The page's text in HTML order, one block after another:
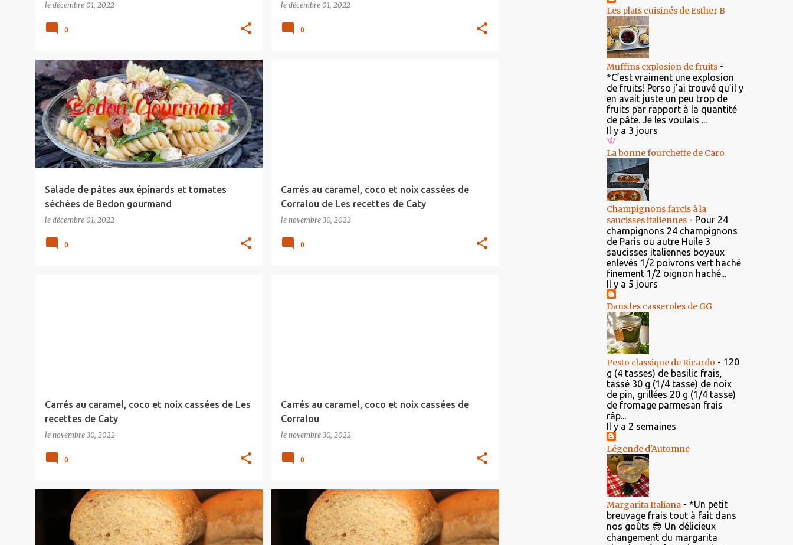
le décembre 01, 2022
0
le décembre 01, 2022
0
Salade de pâtes aux épinards et tomates
séchées de Bedon gourmand
le décembre 01, 2022
0
Carrés au caramel, coco et noix cassées de
Corralou de Les recettes de Caty
le novembre 30, 2022
0
Carrés au caramel, coco et noix cassées de Les
recettes de Caty
le novembre 30, 2022
0
Carrés au caramel, coco et noix cassées de
Corralou
le novembre 30, 2022
0
Les plats cuisinés de Esther B
Muffins explosion de fruits -
*C’est vraiment une explosion
de fruits! Perso j’ai trouvé qu’il y
en avait juste un peu trop de
fruits par rapport à la quantité
de pâte. Je les voulais ...
Il y a 3 jours
La bonne fourchette de Caro
Champignons farcis à la
saucisses italiennes - Pour 24
champignons 24 champignons
de Paris ou autre Huile 3
saucisses italiennes boyaux
enlevés 1/2 poivrons vert haché
finement 1/2 oignon haché...
Il y a 5 jours
Dans les casseroles de GG
Pesto classique de Ricardo - 120
g (4 tasses) de basilic frais,
tassé 30 g (1/4 tasse) de noix
de pin, grillées 20 g (1/4 tasse)
de fromage parmesan frais
râp...
Il y a 2 semaines
Légende d'Automne
Margarita Italiana - *Un petit
breuvage frais tout à fait dans
nos goûts 😎 Un délicieux
changement du margarita